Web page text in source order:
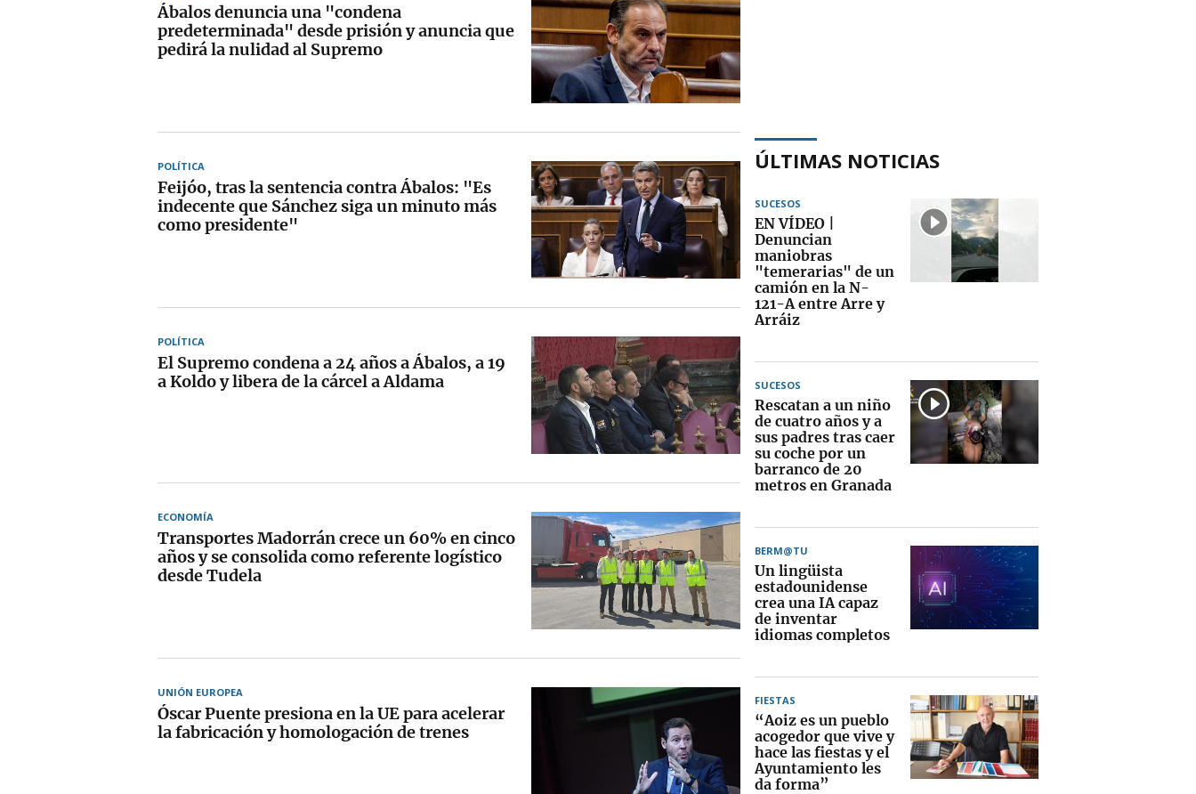
Ábalos denuncia una "condena
predeterminada" desde prisión y anuncia que
pedirá la nulidad al Supremo
POLÍTICA
Feijóo, tras la sentencia contra Ábalos: "Es
indecente que Sánchez siga un minuto más
como presidente"
POLÍTICA
El Supremo condena a 24 años a Ábalos, a 19
a Koldo y libera de la cárcel a Aldama
ECONOMÍA
Transportes Madorrán crece un 60% en cinco
años y se consolida como referente logístico
desde Tudela
UNIÓN EUROPEA
Óscar Puente presiona en la UE para acelerar
la fabricación y homologación de trenes
ÚLTIMAS NOTICIAS
SUCESOS
EN VÍDEO |
Denuncian
maniobras
"temerarias" de un
camión en la N-
121-A entre Arre y
Arráiz
SUCESOS
Rescatan a un niño
de cuatro años y a
sus padres tras caer
su coche por un
barranco de 20
metros en Granada
BERM@TU
Un lingüista
estadounidense
crea una IA capaz
de inventar
idiomas completos
FIESTAS
“Aoiz es un pueblo
acogedor que vive y
hace las fiestas y el
Ayuntamiento les
da forma”